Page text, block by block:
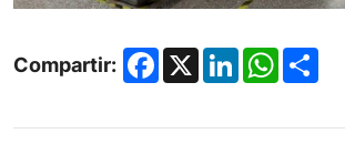
Compartir: Facebook
X LinkedInWhatsApp